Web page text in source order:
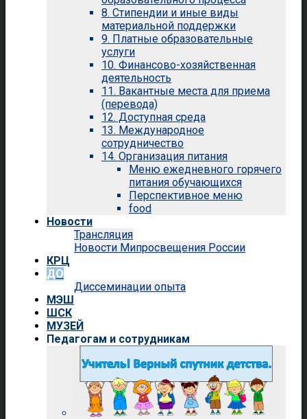
8. Стипендии и иные виды
материальной поддержки
9. Платные образовательные
услуги
10. Финансово-хозяйственная
деятельность
11. Вакантные места для приема
(перевода)
12. Доступная среда
13. Международное
сотрудничество
14. Организация питания
Меню ежедневного горячего
питания обучающихся
Перспективное меню
food
Новости
Трансляция
Новости Мипросвещения России
КРЦ
ДО
Диссеминации опыта
МЭШ
ШСК
МУЗЕЙ
Педагогам и сотрудникам